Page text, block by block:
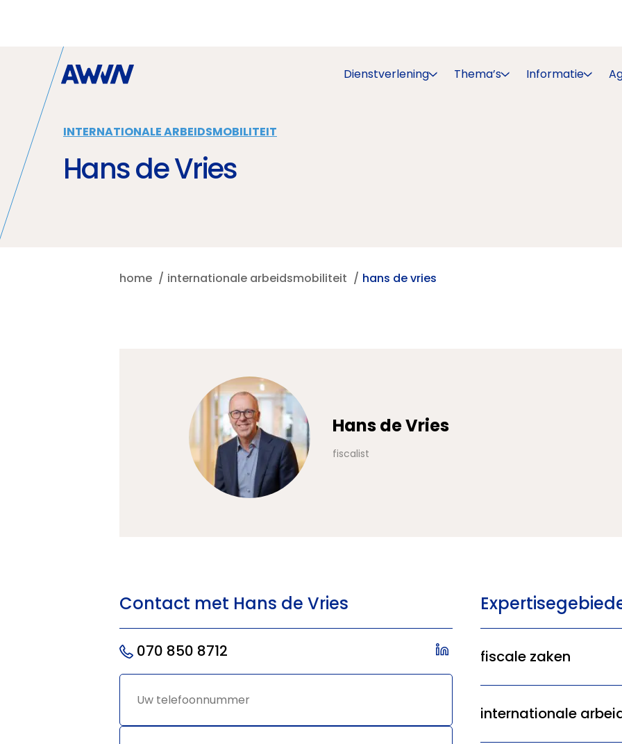
Dienstverlening Thema’s Informatie
INTERNATIONALE ARBEIDSMOBILITEIT
Hans de Vries
home internationale arbeidsmobiliteit hans de vries
Hans de Vries
fiscalist
Contact met Hans de Vries
070 850 8712
Uw *
Uw e- *
fiscale zaken
internationale